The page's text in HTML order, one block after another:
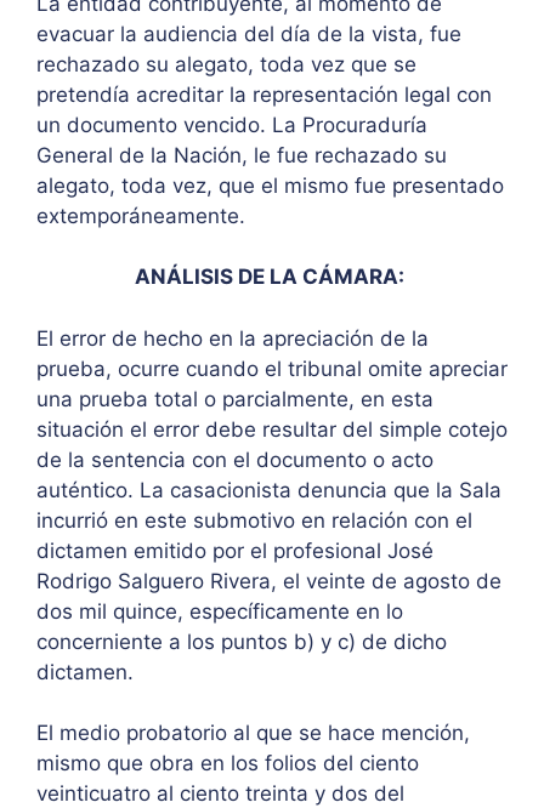
evacuar la audiencia del día de la vista, fue
rechazado su alegato, toda vez que se
pretendía acreditar la representación legal con
un documento vencido. La Procuraduría
General de la Nación, le fue rechazado su
alegato, toda vez, que el mismo fue presentado
extemporáneamente.
ANÁLISIS DE LA CÁMARA:
El error de hecho en la apreciación de la
prueba, ocurre cuando el tribunal omite apreciar
una prueba total o parcialmente, en esta
situación el error debe resultar del simple cotejo
de la sentencia con el documento o acto
auténtico. La casacionista denuncia que la Sala
incurrió en este submotivo en relación con el
dictamen emitido por el profesional José
Rodrigo Salguero Rivera, el veinte de agosto de
dos mil quince, específicamente en lo
concerniente a los puntos b) y c) de dicho
dictamen.
El medio probatorio al que se hace mención,
mismo que obra en los folios del ciento
veinticuatro al ciento treinta y dos del